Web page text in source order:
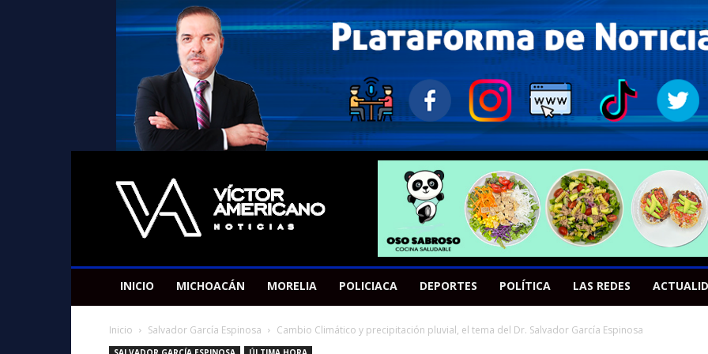
Americano
Victor
INICIO MICHOACÁN MORELIA POLICIACA DEPORTES POLÍTICA LAS REDES
Inicio Salvador García Espinosa Cambio Climático y precipitación pluvial, el tema del Dr. Salvador García Espinosa